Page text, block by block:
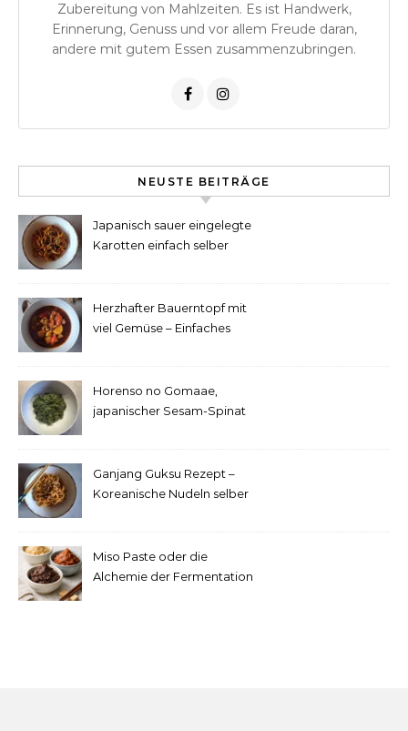
Zubereitung von Mahlzeiten. Es ist Handwerk,
Erinnerung, Genuss und vor allem Freude daran,
andere mit gutem Essen zusammenzubringen.
NEUSTE BEITRÄGE
Japanisch sauer eingelegte
Karotten einfach selber
Herzhafter Bauerntopf mit
viel Gemüse – Einfaches
Horenso no Gomaae,
japanischer Sesam-Spinat
Ganjang Guksu Rezept –
Koreanische Nudeln selber
Miso Paste oder die
Alchemie der Fermentation